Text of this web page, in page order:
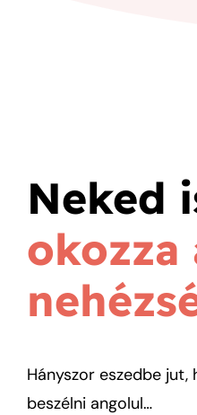
Neked
okozza
Hányszor eszedbe
beszélni angolul…